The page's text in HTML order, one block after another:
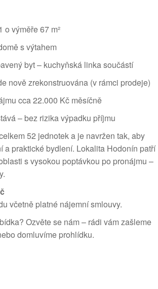
o výměře 67 m²
s výtahem
byt – kuchyňská linka součástí
nově zrekonstruována (v rámci prodeje)
cca 22.000 Kč měsíčně
– bez rizika výpadku příjmu
52 jednotek a je navržen tak, aby
a praktické bydlení. Lokalita Hodonín patří
s vysokou poptávkou po pronájmu –
včetně platné nájemní smlouvy.
Ozvěte se nám – rádi vám zašleme
domluvíme prohlídku.